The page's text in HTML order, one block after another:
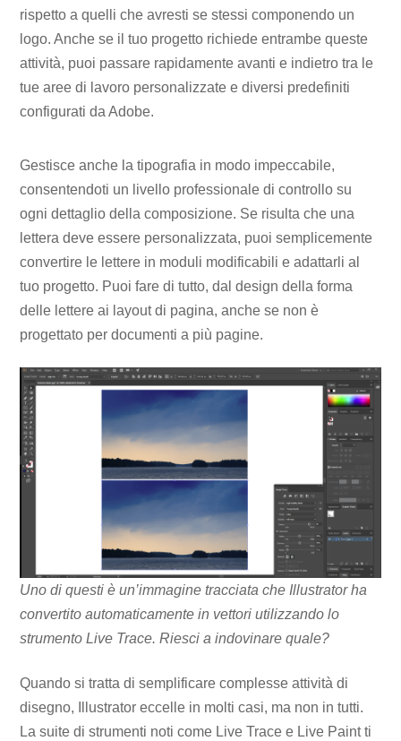
rispetto a quelli che avresti se stessi componendo un
logo. Anche se il tuo progetto richiede entrambe queste
attività, puoi passare rapidamente avanti e indietro tra le
tue aree di lavoro personalizzate e diversi predefiniti
configurati da Adobe.
Gestisce anche la tipografia in modo impeccabile,
consentendoti un livello professionale di controllo su
ogni dettaglio della composizione. Se risulta che una
lettera deve essere personalizzata, puoi semplicemente
convertire le lettere in moduli modificabili e adattarli al
tuo progetto. Puoi fare di tutto, dal design della forma
delle lettere ai layout di pagina, anche se non è
progettato per documenti a più pagine.
Uno di questi è un’immagine tracciata che Illustrator ha
convertito automaticamente in vettori utilizzando lo
strumento Live Trace. Riesci a indovinare quale?
Quando si tratta di semplificare complesse attività di
disegno, Illustrator eccelle in molti casi, ma non in tutti.
La suite di strumenti noti come Live Trace e Live Paint ti